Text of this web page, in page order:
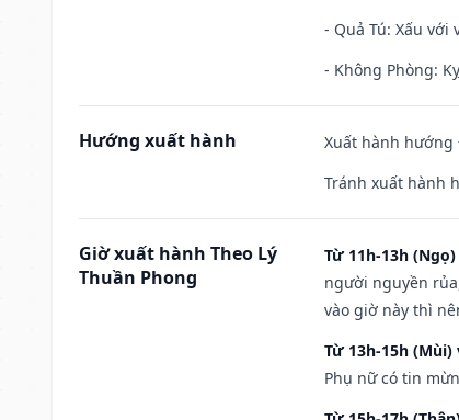
- Quả Tú: Xấu với
- Không Phòng:
Hướng xuất hành
Xuất hành hướng
Tránh xuất hành
Giờ xuất hành Theo Lý
Thuần Phong
Từ 11h-13h
người nguyền
vào giờ này thì
Từ 13h-15h
Phụ nữ có tin